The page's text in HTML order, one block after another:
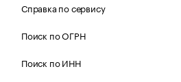
Справка по сервису
Поиск по ОГРН
Поиск по ИНН